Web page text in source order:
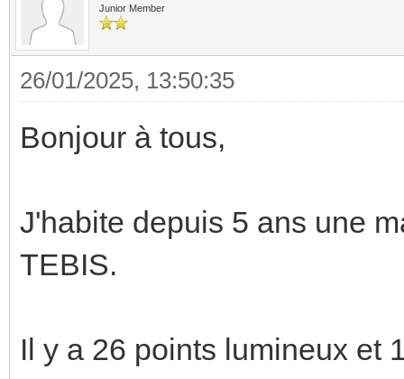
Junior Member
26/01/2025, 13:50:35
Bonjour à tous,
J'habite depuis 5 ans une
TEBIS.
Il y a 26 points lumineux et